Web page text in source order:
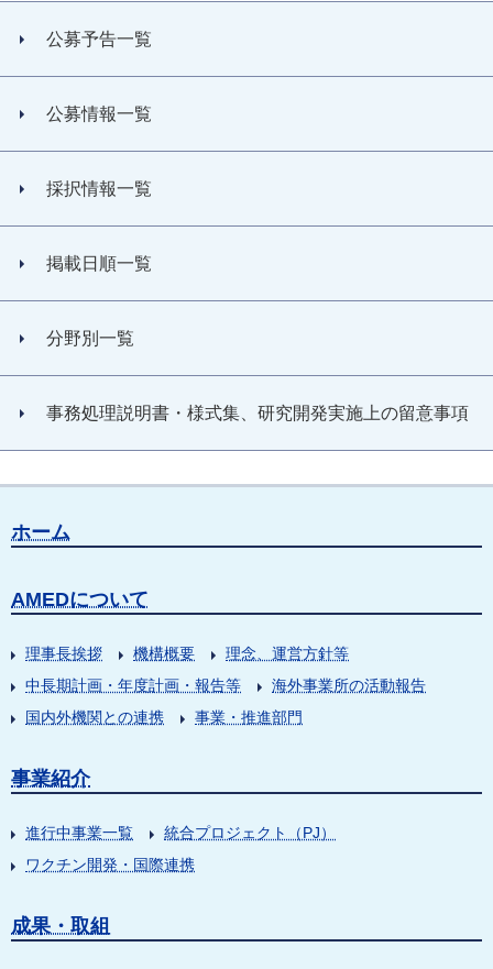
公募予告一覧
公募情報一覧
採択情報一覧
掲載日順一覧
分野別一覧
事務処理説明書・様式集、研究開発実施上の留意事項
ホーム
AMEDについて
理事長挨拶 機構概要
理念、運営方針等
中長期計画・年度計画・報告等
海外事業所の活動報告
国内外機関との連携
事業・推進部門
事業紹介
進行中事業一覧
統合プロジェクト（PJ）
ワクチン開発・国際連携
成果・取組